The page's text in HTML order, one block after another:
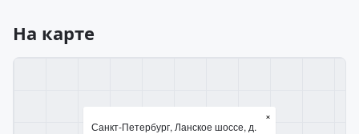
На карте
Санкт-Петербург, Ланское шоссе, д.
×